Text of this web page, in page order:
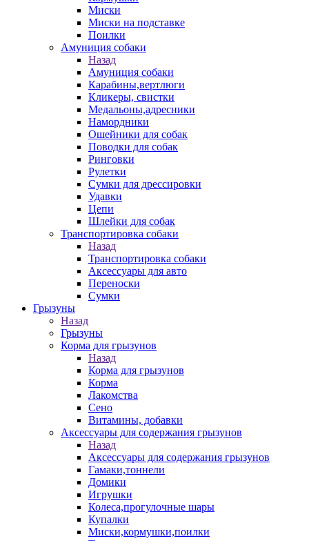
Миски
Миски на подставке
Поилки
Амуниция собаки
Назад
Амуниция собаки
Карабины,вертлюги
Кликеры, свистки
Медальоны,адресники
Намордники
Ошейники для собак
Поводки для собак
Ринговки
Рулетки
Сумки для дрессировки
Удавки
Цепи
Шлейки для собак
Транспортировка собаки
Назад
Транспортировка собаки
Аксессуары для авто
Переноски
Сумки
Грызуны
Назад
Грызуны
Корма для грызунов
Назад
Корма для грызунов
Корма
Лакомства
Сено
Витамины, добавки
Аксессуары для содержания грызунов
Назад
Аксессуары для содержания грызунов
Гамаки,тоннели
Домики
Игрушки
Колеса,прогулочные шары
Купалки
Миски,кормушки,поилки